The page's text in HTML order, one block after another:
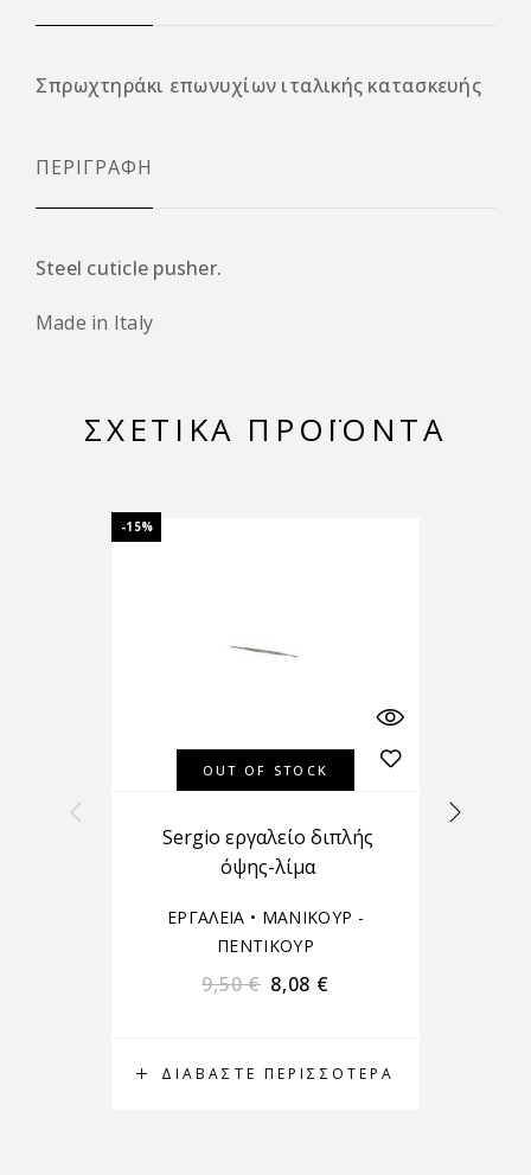
Σπρωχτηράκι επωνυχίων ιταλικής κατασκευής
ΠΕΡΙΓΡΑΦΉ
Steel cuticle pusher.
Made in Italy
ΣΧΕΤΙΚΆ ΠΡΟΪΌΝΤΑ
-15%
OUT OF STOCK
ΔΙΑΒΆΣΤΕ ΠΕΡΙΣΣΌΤΕΡΑ
Sergiο εργαλείο διπλής
όψης-λίμα
ΕΡΓΑΛΕΙΑ • ΜΑΝΙΚΟΥΡ -
ΠΕΝΤΙΚΟΥΡ
9,50€ 8,08 €